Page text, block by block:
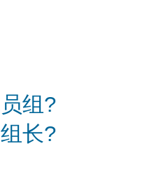
组?
长?